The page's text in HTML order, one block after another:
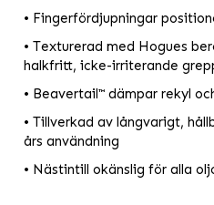
• Fingerfördjupningar
• Texturerad med Hogues
halkfritt, icke-irriterande
• Beavertail™ dämpar rekyl
• Tillverkad av långvarigt,
års användning
• Nästintill okänslig för alla